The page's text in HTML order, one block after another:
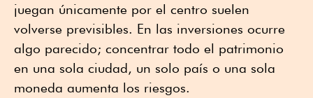
juegan únicamente por el centro suelen
volverse previsibles. En las inversiones ocurre
algo parecido; concentrar todo el patrimonio
en una sola ciudad, un solo país o una sola
moneda aumenta los riesgos.